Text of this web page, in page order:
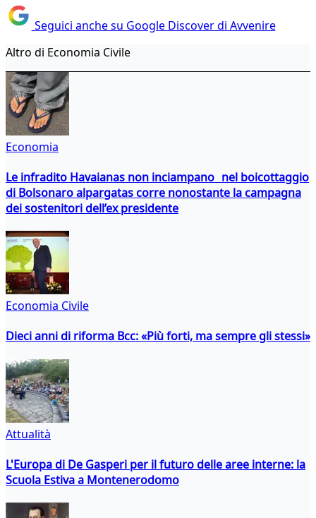
Seguici anche su Google Discover di Avvenire
Altro di Economia Civile
Economia
Le infradito Havaianas non inciampano nel boicottaggio
di Bolsonaro alpargatas corre nonostante la campagna
dei sostenitori dell’ex presidente
Economia Civile
Dieci anni di riforma Bcc: «Più forti, ma sempre gli stessi»
Attualità
L'Europa di De Gasperi per il futuro delle aree interne: la
Scuola Estiva a Montenerodomo